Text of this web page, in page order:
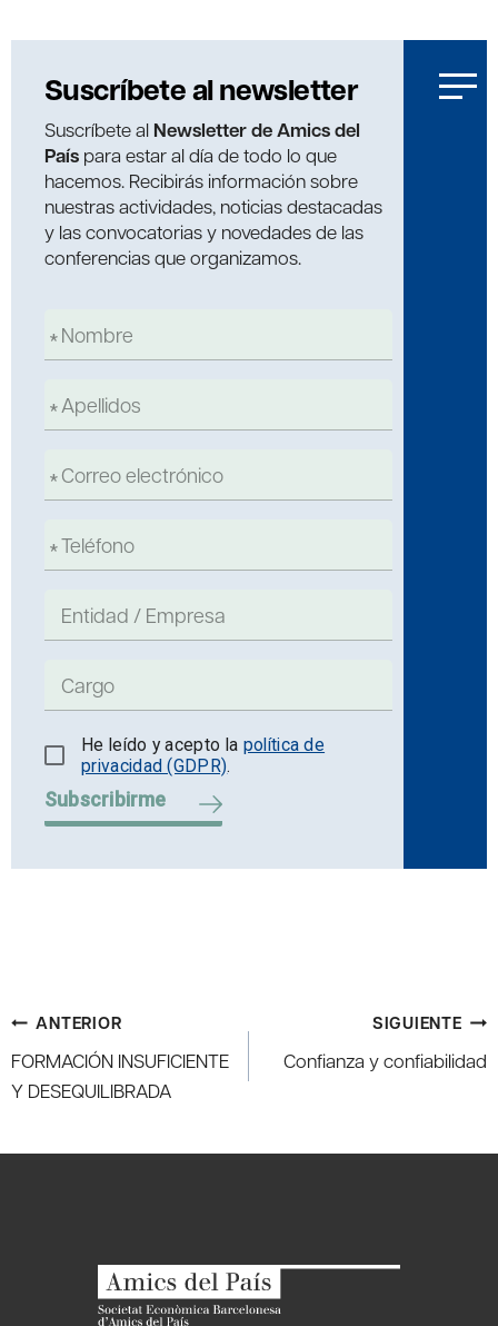
Suscríbete al newsletter
Suscríbete al Newsletter de Amics del
País para estar al día de todo lo que
hacemos. Recibirás información sobre
nuestras actividades, noticias destacadas
y las convocatorias y novedades de las
conferencias que organizamos.
He leído y acepto la política de
privacidad (GDPR).
Subscribirme
Navegación
de
entradas
ANTERIOR
FORMACIÓN INSUFICIENTE
Y DESEQUILIBRADA
SIGUIENTE
Confianza y confiabilidad